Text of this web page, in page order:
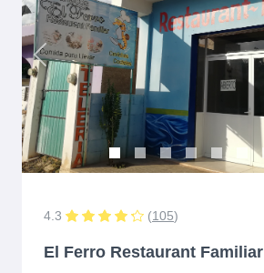
Previous
4.3 (105)
El Ferro Restaurant Familiar